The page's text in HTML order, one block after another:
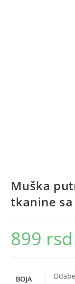
Muška
tkanine
899 rsd
BOJA